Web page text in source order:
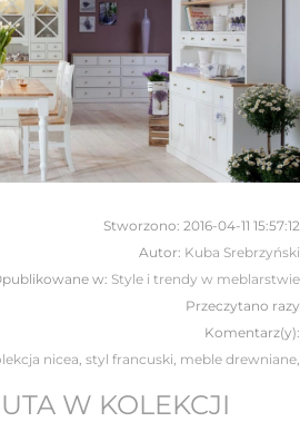
Stworzono: 2016-04-11 15:57:12
Autor: Kuba Srebrzyński
w: Style i trendy w meblarstwie
Przeczytano razy
Komentarz(y):
nicea styl francuski meble drewniane
W KOLEKCJI